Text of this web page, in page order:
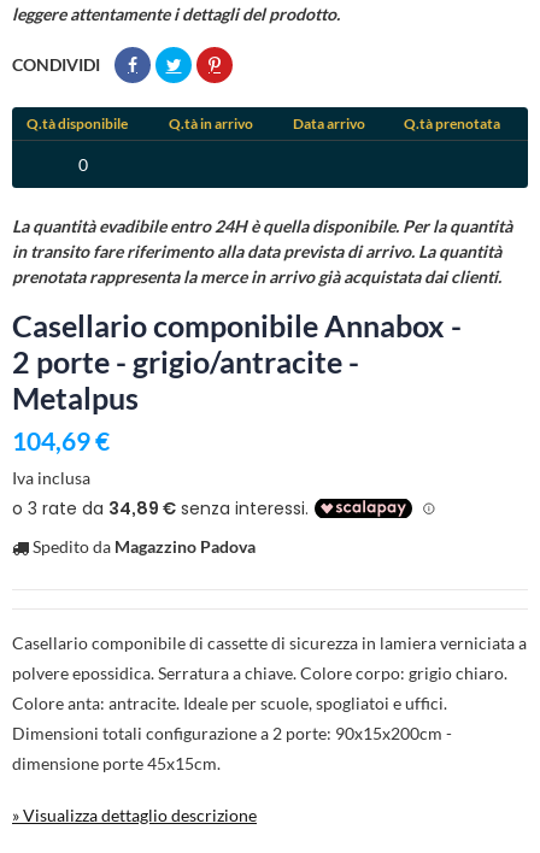
leggere attentamente i dettagli del prodotto.
CONDIVIDI
Q.tà disponibile Q.tà in arrivo Data arrivo Q.tà prenotata
0
La quantità evadibile entro 24H è quella disponibile. Per la quantità
in transito fare riferimento alla data prevista di arrivo. La quantità
prenotata rappresenta la merce in arrivo già acquistata dai clienti.
Casellario componibile Annabox -
2 porte - grigio/antracite -
Metalpus
104,69 €
Iva inclusa
Spedito da Magazzino Padova
Casellario componibile di cassette di sicurezza in lamiera verniciata a
polvere epossidica. Serratura a chiave. Colore corpo: grigio chiaro.
Colore anta: antracite. Ideale per scuole, spogliatoi e uffici.
Dimensioni totali configurazione a 2 porte: 90x15x200cm -
dimensione porte 45x15cm.
» Visualizza dettaglio descrizione